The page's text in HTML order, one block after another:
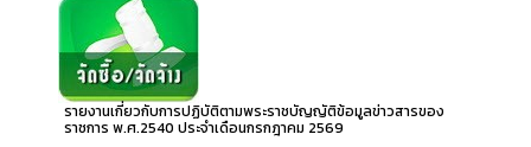
รายงานเกี่ยวกับการปฏิบัติตามพระราชบัญญัติข้อมูลข่าวสารของ
ราชการ พ.ศ.2540 ประจำเดือนกรกฎาคม 2569